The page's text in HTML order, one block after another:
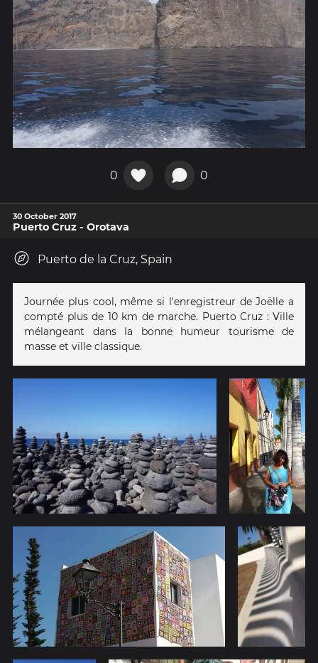
0 0
30 October 2017
Puerto Cruz - Orotava
Puerto de la Cruz, Spain
Journée plus cool, même si l'enregistreur de Joëlle a
compté plus de 10 km de marche. Puerto Cruz : Ville
mélangeant dans la bonne humeur tourisme de
masse et ville classique.